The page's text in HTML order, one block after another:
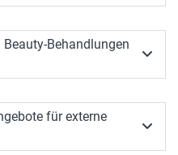
Behandlungen

für externe
